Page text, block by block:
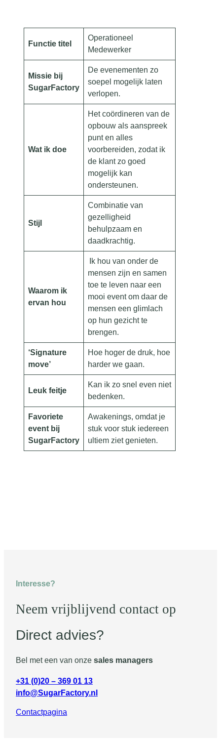
Functie titel
Operationeel
Medewerker
Missie bij
SugarFactory
De evenementen zo
soepel mogelijk laten
verlopen.
Wat ik doe
Het coördineren van de
opbouw als aanspreek
punt en alles
voorbereiden, zodat ik
de klant zo goed
mogelijk kan
ondersteunen.
Stijl
Combinatie van
gezelligheid
behulpzaam en
daadkrachtig.
Waarom ik
ervan hou
Ik hou van onder de
mensen zijn en samen
toe te leven naar een
mooi event om daar de
mensen een glimlach
op hun gezicht te
brengen.
‘Signature
move’
Hoe hoger de druk, hoe
harder we gaan.
Leuk feitje
Kan ik zo snel even niet
bedenken.
Favoriete
event bij
SugarFactory
Awakenings, omdat je
stuk voor stuk iedereen
ultiem ziet genieten.
Interesse?
Neem vrijblijvend contact op
Direct advies?
Bel met een van onze sales managers
+31 (0)20 – 369 01 13
info@SugarFactory.nl
Contactpagina